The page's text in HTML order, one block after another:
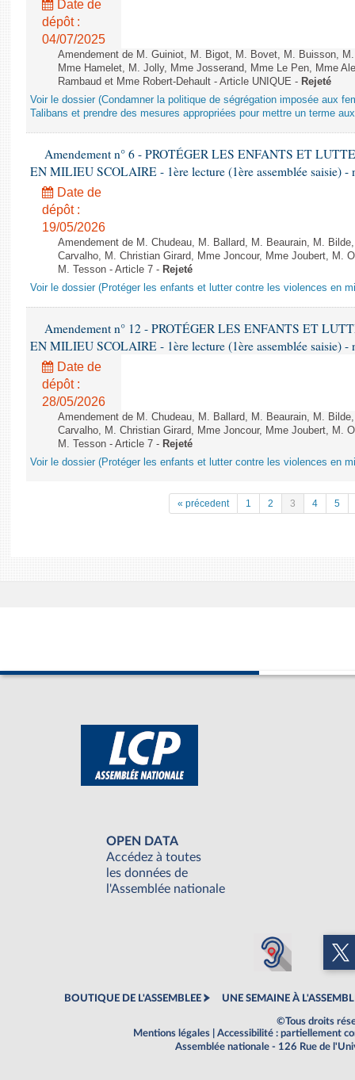
Date de
dépôt :
04/07/2025
Amendement de M. Guiniot, M. Bigot, M. Bovet, M. Buisson,
Mme Hamelet, M. Jolly, Mme Josserand, Mme Le Pen, Mme
Rambaud et Mme Robert-Dehault - Article UNIQUE - Rejeté
Voir le dossier (Condamner la politique de ségrégation imposée aux
Talibans et prendre des mesures appropriées pour mettre un terme
Amendement n° 6 - PROTÉGER LES ENFANTS ET
EN MILIEU SCOLAIRE - 1ère lecture (1ère assemblée saisie) -
Date de
dépôt :
19/05/2026
Amendement de M. Chudeau, M. Ballard, M. Beaurain, M.
Carvalho, M. Christian Girard, Mme Joncour, Mme Joubert, M.
M. Tesson - Article 7 - Rejeté
Voir le dossier (Protéger les enfants et lutter contre les violences en
Amendement n° 12 - PROTÉGER LES ENFANTS ET
EN MILIEU SCOLAIRE - 1ère lecture (1ère assemblée saisie) -
Date de
dépôt :
28/05/2026
Amendement de M. Chudeau, M. Ballard, M. Beaurain, M.
Carvalho, M. Christian Girard, Mme Joncour, Mme Joubert, M.
M. Tesson - Article 7 - Rejeté
Voir le dossier (Protéger les enfants et lutter contre les violences en
« précedent 1 2 3 4 5
OPEN DATA
Accédez à toutes
les données de
l'Assemblée nationale
BOUTIQUE DE L'ASSEMBLEE UNE SEMAINE À
©Tous droits
Mentions légales
Accessibilité : partiellement
Assemblée nationale - 126 Rue de